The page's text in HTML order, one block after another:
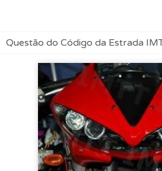
Questão do Código da Estrada